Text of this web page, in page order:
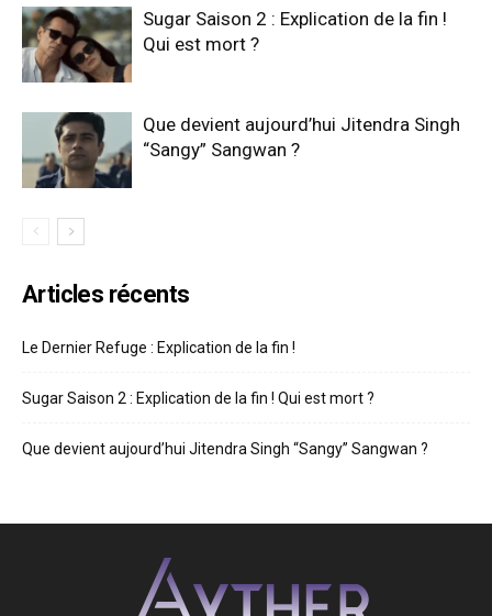
Sugar Saison 2 : Explication de la fin !
Qui est mort ?
Que devient aujourd’hui Jitendra Singh
“Sangy” Sangwan ?
Articles récents
Le Dernier Refuge : Explication de la fin !
Sugar Saison 2 : Explication de la fin ! Qui est mort ?
Que devient aujourd’hui Jitendra Singh “Sangy” Sangwan ?